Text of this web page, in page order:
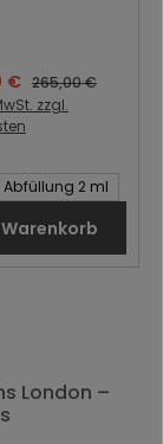
€ Regulärer Preis:
265,00 €
zzgl.
Artikel:
Abfüllung 2 ml
London –